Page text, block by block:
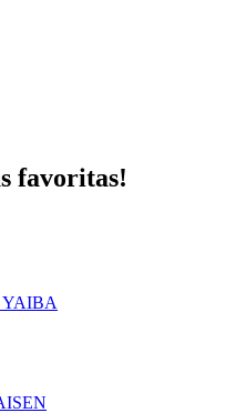
favoritas!